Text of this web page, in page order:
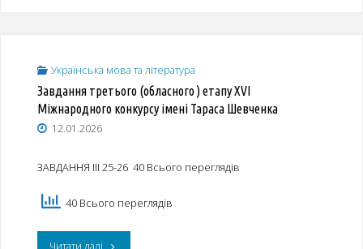
XVІ
конкурсу
учнівської
Українська мова та література
Завдання третього (обласного ) етапу XVI
Міжнародного конкурсу імені Тараса Шевченка
12.01.2026
ЗАВДАННЯ ІІІ 25-26 40 Всього переглядів
40 Всього переглядів
Читати далі"Завдання